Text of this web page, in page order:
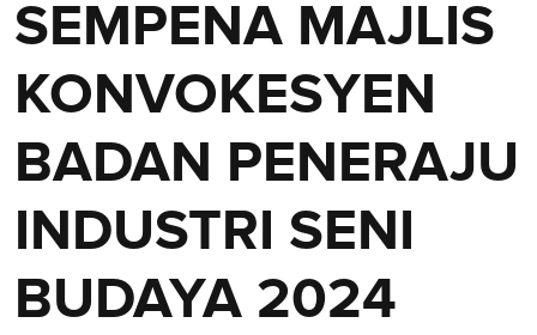
SEMPENA MAJLIS
KONVOKESYEN
BADAN PENERAJU
INDUSTRI SENI
BUDAYA 2024